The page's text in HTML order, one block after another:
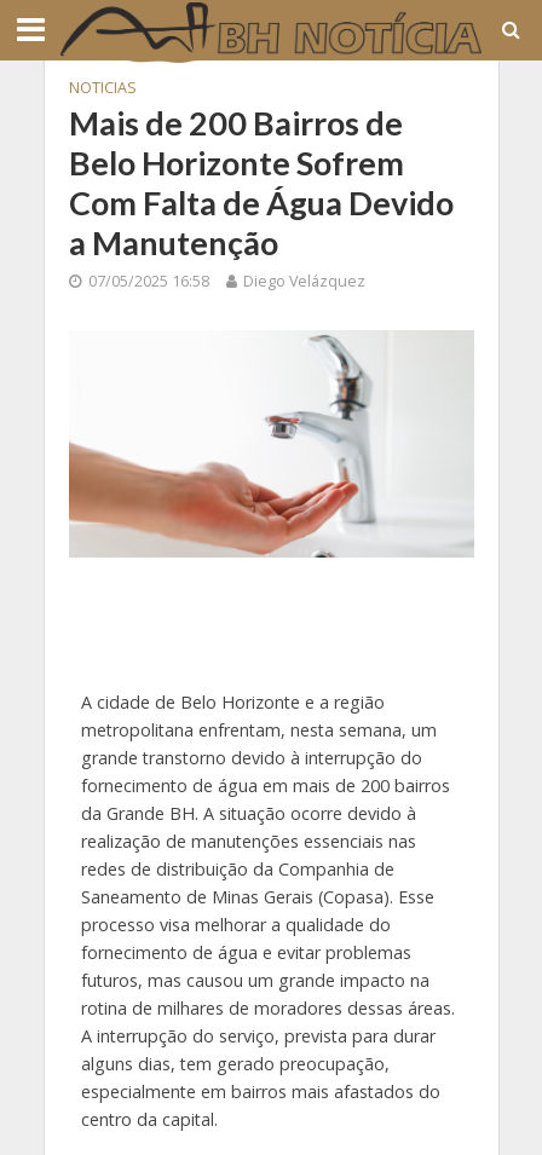
NOTICIAS
Mais de 200 Bairros de
Belo Horizonte Sofrem
Com Falta de Água Devido
a Manutenção
07/05/2025 16:58 Diego Velázquez
A cidade de Belo Horizonte e a região
metropolitana enfrentam, nesta semana, um
grande transtorno devido à interrupção do
fornecimento de água em mais de 200 bairros
da Grande BH. A situação ocorre devido à
realização de manutenções essenciais nas
redes de distribuição da Companhia de
Saneamento de Minas Gerais (Copasa). Esse
processo visa melhorar a qualidade do
fornecimento de água e evitar problemas
futuros, mas causou um grande impacto na
rotina de milhares de moradores dessas áreas.
A interrupção do serviço, prevista para durar
alguns dias, tem gerado preocupação,
especialmente em bairros mais afastados do
centro da capital.